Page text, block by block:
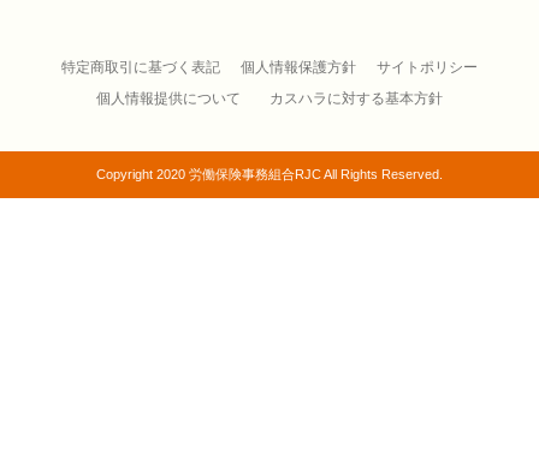
特定商取引に基づく表記 個人情報保護方針
サイトポリシー
個人情報提供について
カスハラに対する基本方針
Copyright 2020 労働保険事務組合RJC All Rights Reserved.